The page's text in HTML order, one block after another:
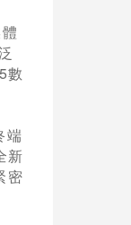
數
端
新
密